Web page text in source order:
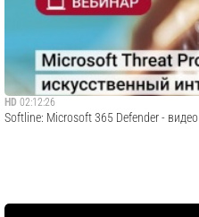
HD 02:12:26
​Softline: Microsoft 365 Defender - видео